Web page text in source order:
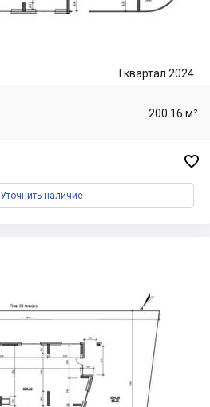
I квартал 2024
200.16 м²

Уточнить наличие